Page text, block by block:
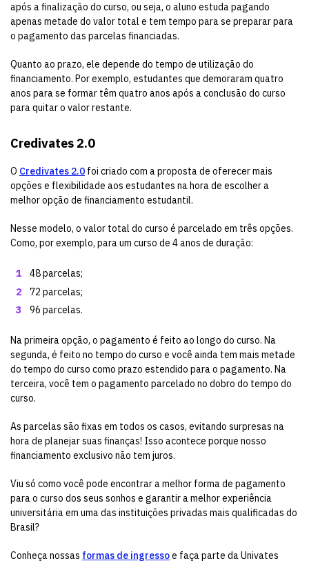
após a finalização do curso, ou seja, o aluno estuda pagando
apenas metade do valor total e tem tempo para se preparar para
o pagamento das parcelas financiadas.
Quanto ao prazo, ele depende do tempo de utilização do
financiamento. Por exemplo, estudantes que demoraram quatro
anos para se formar têm quatro anos após a conclusão do curso
para quitar o valor restante.
Credivates 2.0
O Credivates 2.0 foi criado com a proposta de oferecer mais
opções e flexibilidade aos estudantes na hora de escolher a
melhor opção de financiamento estudantil.
Nesse modelo, o valor total do curso é parcelado em três opções.
Como, por exemplo, para um curso de 4 anos de duração:
48 parcelas;
72 parcelas;
96 parcelas.
Na primeira opção, o pagamento é feito ao longo do curso. Na
segunda, é feito no tempo do curso e você ainda tem mais metade
do tempo do curso como prazo estendido para o pagamento. Na
terceira, você tem o pagamento parcelado no dobro do tempo do
curso.
As parcelas são fixas em todos os casos, evitando surpresas na
hora de planejar suas finanças! Isso acontece porque nosso
financiamento exclusivo não tem juros.
Viu só como você pode encontrar a melhor forma de pagamento
para o curso dos seus sonhos e garantir a melhor experiência
universitária em uma das instituições privadas mais qualificadas do
Brasil?
Conheça nossas formas de ingressoe faça parte da Univates